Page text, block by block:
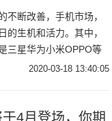
不断改善，手机市场，
的生机和活力。其中，
三星华为小米OPPO等
。vivo，作为目前最强
2020-03-18 13:40:05
4月登场，你期